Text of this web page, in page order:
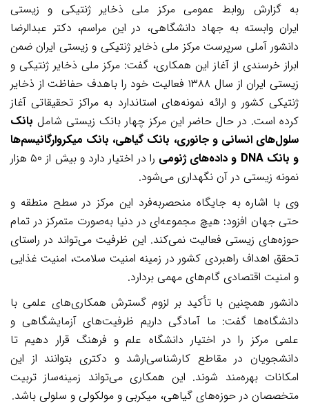
به گزارش روابط عمومی مرکز ملی ذخایر ژنتیکی و زیستی
ایران وابسته به جهاد دانشگاهی، در این مراسم، دکتر عبدالرضا
دانشور آملی سرپرست مرکز ملی ذخایر ژنتیکی و زیستی ایران ضمن
ابراز خرسندی از آغاز این همکاری، گفت: مرکز ملی ذخایر ژنتیکی و
زیستی ایران از سال ۱۳۸۸ فعالیت خود را باهدف حفاظت از ذخایر
ژنتیکی کشور و ارائه نمونه‌های استاندارد به مراکز تحقیقاتی آغاز
کرده است. در حال حاضر این مرکز چهار بانک زیستی شامل بانک
سلول‌های انسانی و جانوری، بانک گیاهی، بانک میکروارگانیسم‌ها
و بانکDNA و داده‌های ژنومی را در اختیار دارد و بیش از ۵۰هزار
نمونه زیستی در آن نگهداری می‌شود.
وی با اشاره به جایگاه منحصربه‌فرد این مرکز در سطح منطقه و
حتی جهان افزود: هیچ مجموعه‌ای در دنیا به‌صورت متمرکز در تمام
حوزه‌های زیستی فعالیت نمی‌کند. این ظرفیت می‌تواند در راستای
تحقق اهداف راهبردی کشور در زمینه امنیت سلامت، امنیت غذایی
و امنیت اقتصادی گام‌های مهمی بردارد.
دانشور همچنین با تأکید بر لزوم گسترش همکاری‌های علمی با
دانشگاه‌ها گفت: ما آمادگی داریم ظرفیت‌های آزمایشگاهی و
علمی مرکز را در اختیار دانشگاه علم و فرهنگ قرار دهیم تا
دانشجویان در مقاطع کارشناسی‌ارشد و دکتری بتوانند از این
امکانات بهره‌مند شوند. این همکاری می‌تواند زمینه‌ساز تربیت
متخصصان در حوزه‌های گیاهی، میکربی و مولکولی و سلولی باشد.